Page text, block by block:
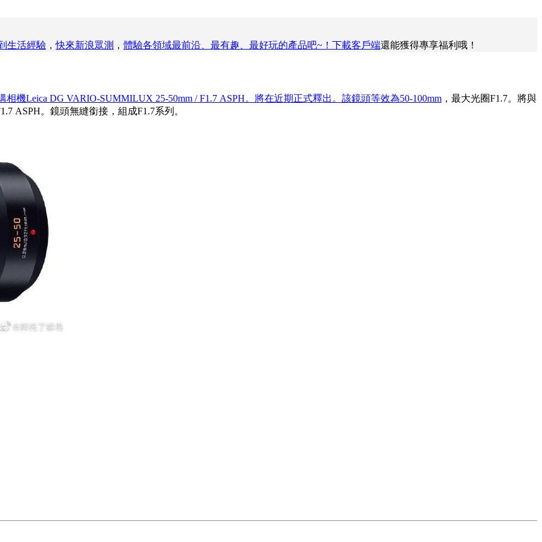
生活經驗 ，快來新浪眾測 ， 體驗各領域最前沿、最有趣、最好玩的產品吧~！下載客戶端還能獲得專享福利哦！
機Leica DG VARIO-SUMMILUX 25-50mm / F1.7 ASPH。將在近期正式釋出。該鏡頭等效為50-100mm ，最大光圈F1.7。將與
ASPH。鏡頭無縫銜接，組成F1.7系列。